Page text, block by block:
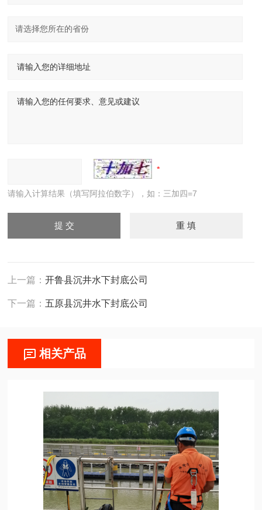
请输入计算结果（填写阿拉伯数字），如：三加四=7
上一篇：开鲁县沉井水下封底公司
下一篇： 五原县沉井水下封底公司
相关产品